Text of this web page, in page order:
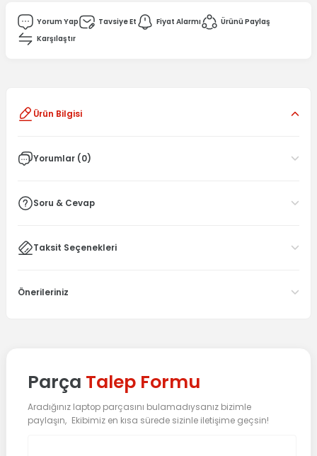
Yorum Yap Tavsiye Et Fiyat Alarmı
Ürünü Paylaş
Karşılaştır
Ürün Bilgisi
Yorumlar (0)
Soru & Cevap
Taksit Seçenekleri
Önerileriniz
Parça Talep Formu
Aradığınız laptop parçasını bulamadıysanız bizimle
paylaşın, Ekibimiz en kısa sürede sizinle iletişime geçsin!